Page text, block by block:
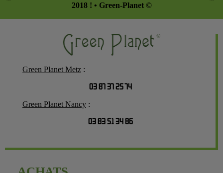
2018 ! • Green-Planet ©
Green Planet Metz :
03 87 37 25 74
Green Planet Nancy :
03 83 51 34 86